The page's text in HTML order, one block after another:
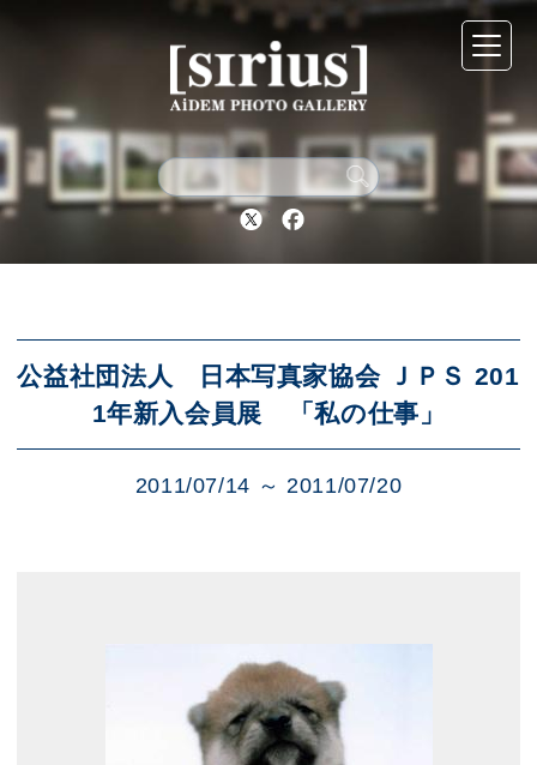
Twitter Facebook
公益社団法人 日本写真家協会 ＪＰＳ 201
1年新入会員展 「私の仕事」
2011/07/14 ～ 2011/07/20
シリウスについて
展示スケジュール
アクセス
ブログ